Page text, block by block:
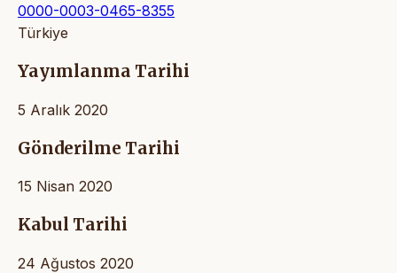
0000-0003-0465-8355
Türkiye
Yayımlanma Tarihi
5 Aralık 2020
Gönderilme Tarihi
15 Nisan 2020
Kabul Tarihi
24 Ağustos 2020